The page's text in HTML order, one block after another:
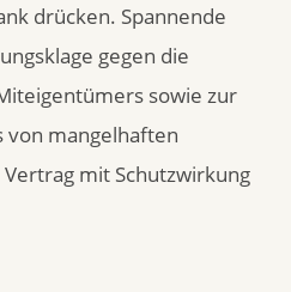
drücken. Spannende
gegen die
sowie zur
von mangelhaften
mit Schutzwirkung